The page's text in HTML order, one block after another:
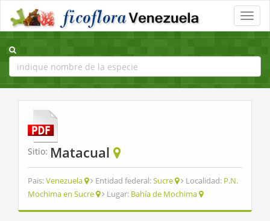
Toggle
Sitio: Matacual
Pais:Venezuela Entidad federal:Sucre Localidad: P.N.
Mochima en Sucre
Lugar: Bahía de Mochima